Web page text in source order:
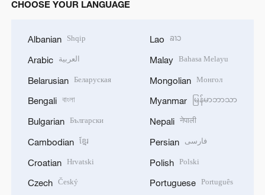
CHOOSE YOUR LANGUAGE
Albanian Shqip
Arabic العربية
Belarusian Беларуская
Bengali বাংলা
Bulgarian Български
Cambodian ខ្មែរ
Croatian Hrvatski
Czech Český
Lao ລາວ
Malay Bahasa Melayu
Mongolian Монгол
Myanmar မြန်မာဘာသာ
Nepali नेपाली
Persian فارسی
Polish Polski
Portuguese Português